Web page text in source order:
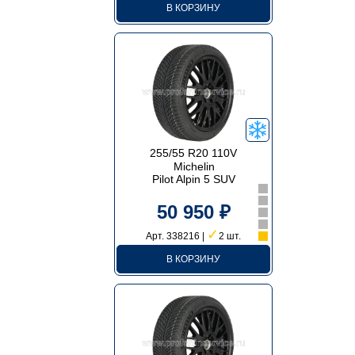
В КОРЗИНУ
255/55 R20 110V
Michelin
Pilot Alpin 5 SUV
50 950 ₽
Арт. 338216 | ✓2 шт.
В КОРЗИНУ